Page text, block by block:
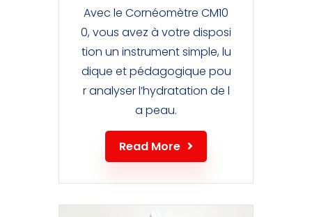
Avec le Cornéomètre CM10
0, vous avez à votre disposi
tion un instrument simple, lu
dique et pédagogique pou
r analyser l’hydratation de l
a peau.
Read More